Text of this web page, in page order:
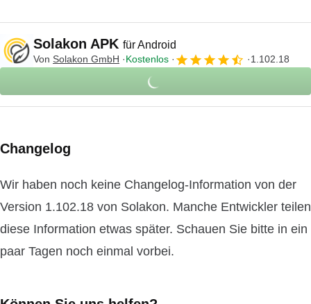
Solakon APK für Android
Von Solakon GmbH Kostenlos 1.102.18
Changelog
Wir haben noch keine Changelog-Information von der
Version 1.102.18 von Solakon. Manche Entwickler teilen
diese Information etwas später. Schauen Sie bitte in ein
paar Tagen noch einmal vorbei.